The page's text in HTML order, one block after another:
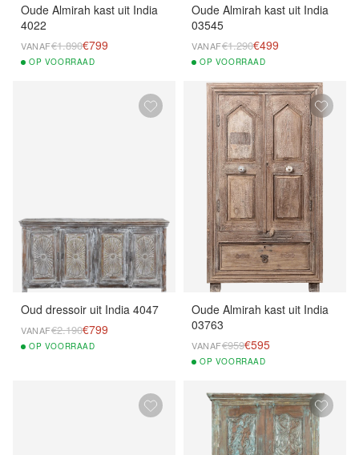
Oude Almirah kast uit India
4022
VANAF€1.890€799
OP VOORRAAD
Oude Almirah kast uit India
03545
VANAF€1.290€499
OP VOORRAAD
Oud dressoir uit India 4047
VANAF€2.190€799
OP VOORRAAD
Oude Almirah kast uit India
03763
VANAF€959€595
OP VOORRAAD